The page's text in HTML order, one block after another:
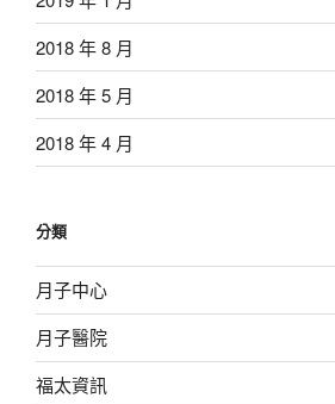
2018 年 8 月
2018 年 5 月
2018 年 4 月
分類
月子中心
月子醫院
福太資訊